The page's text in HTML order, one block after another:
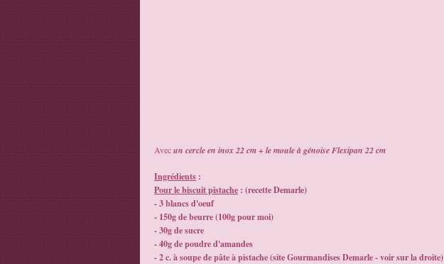
Avecun cercle en inox 22 cm + le moule à génoise Flexipan 22 cm
Ingrédients :
Pour le biscuit pistache : (recette Demarle)
- 3 blancs d'oeuf
- 150g de beurre (100g pour moi)
- 30g de sucre
- 40g de poudre d'amandes
- 2 c. à soupe de pâte à pistache (site Gourmandises Demarle - voir sur la droite)